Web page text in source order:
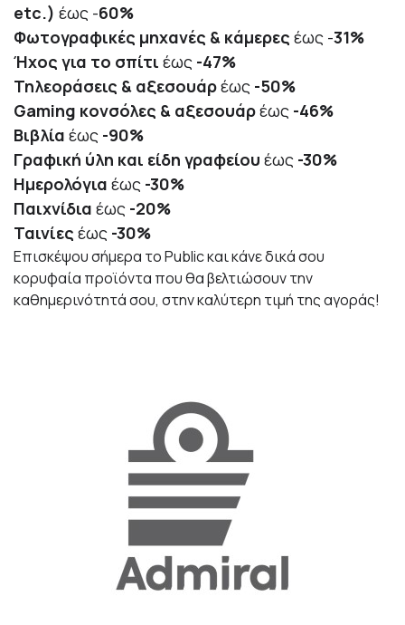
etc.) έως -60%
Φωτογραφικές μηχανές & κάμερες έως -31%
Ήχος για το σπίτι έως -47%
Τηλεοράσεις & αξεσουάρέως -50%
Gaming κονσόλες & αξεσουάρέως -46%
Βιβλία έως -90%
Γραφική ύλη και είδη γραφείου έως -30%
Ημερολόγια έως -30%
Παιχνίδια έως -20%
Ταινίες έως -30%
Επισκέψου σήμερα το Public και κάνε δικά σου
κορυφαία προϊόντα που θα βελτιώσουν την
καθημερινότητά σου, στην καλύτερη τιμή της αγοράς!